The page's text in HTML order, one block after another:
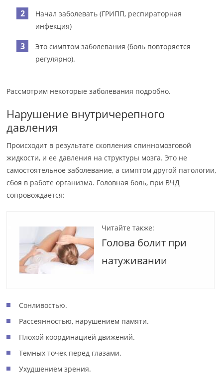
Начал заболевать (ГРИПП, респираторная
инфекция)
Это симптом заболевания (боль повторяется
регулярно).
Рассмотрим некоторые заболевания подробно.
Нарушение внутричерепного
давления
Происходит в результате скопления спинномозговой
жидкости, и ее давления на структуры мозга. Это не
самостоятельное заболевание, а симптом другой патологии,
сбоя в работе организма. Головная боль, при ВЧД
сопровождается:
Читайте также:
Голова болит при
натуживании
Сонливостью.
Рассеянностью, нарушением памяти.
Плохой координацией движений.
Темных точек перед глазами.
Ухудшением зрения.